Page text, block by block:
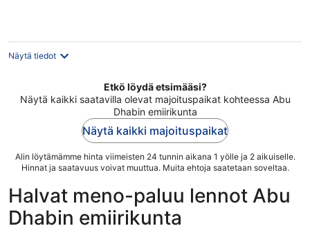
Näytä tiedot
Etkö löydä etsimääsi?
Näytä kaikki saatavilla olevat majoituspaikat kohteessa Abu
Dhabin emiirikunta
Näytä kaikki majoituspaikat
Alin löytämämme hinta viimeisten 24 tunnin aikana 1 yölle ja 2 aikuiselle.
Hinnat ja saatavuus voivat muuttua. Muita ehtoja saatetaan soveltaa.
Halvat meno-paluu lennot Abu
Dhabin emiirikunta